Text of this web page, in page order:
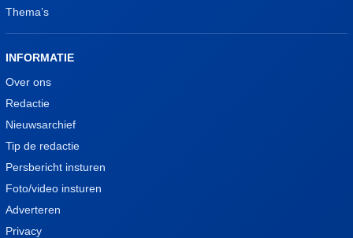
Thema’s
INFORMATIE
Over ons
Redactie
Nieuwsarchief
Tip de redactie
Persbericht insturen
Foto/video insturen
Adverteren
Privacy